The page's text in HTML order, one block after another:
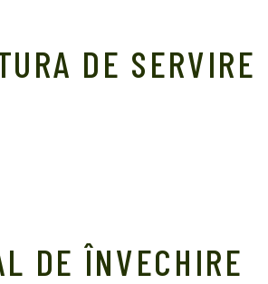
DE SERVIRE
DE ÎNVECHIRE